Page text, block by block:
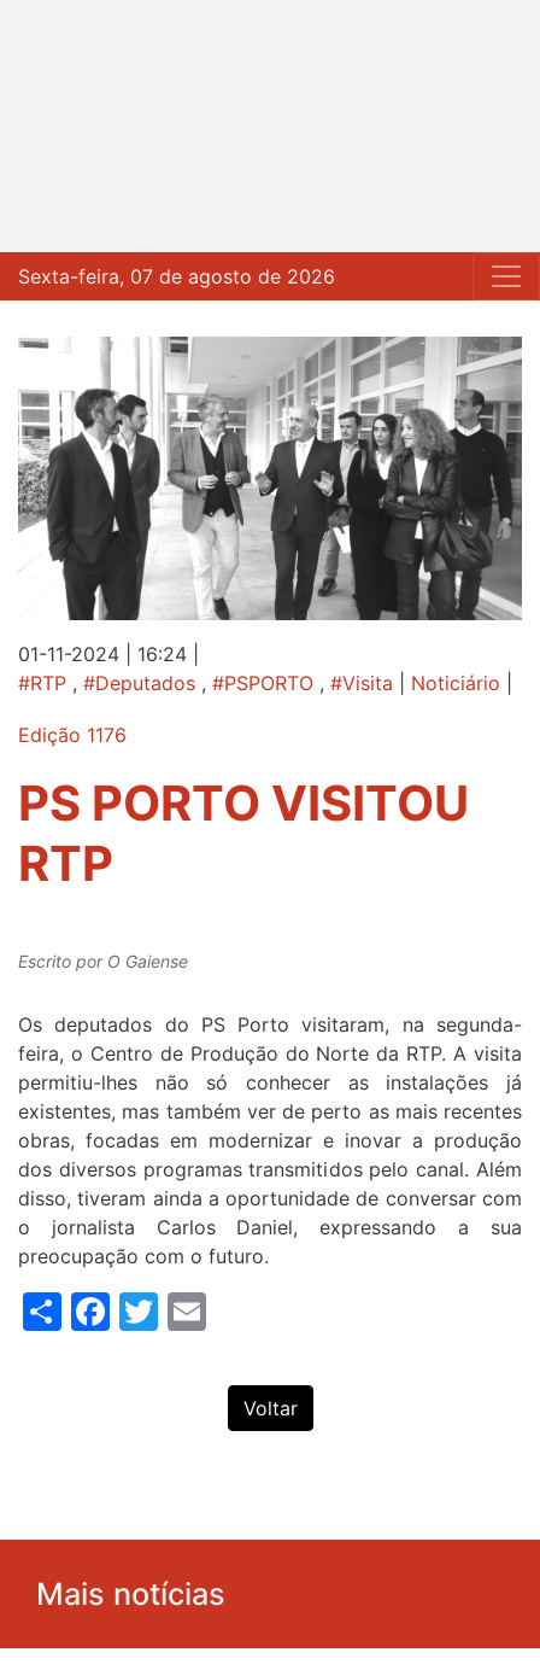
Sexta-feira, 07 de agosto de 2026
01-11-2024 | 16:24
#RTP , #Deputados , #PSPORTO , #Visita Noticiário
Edição 1176
PS PORTO VISITOU
RTP
Escrito por O Gaiense
Os deputados do PS Porto visitaram, na segunda-
feira, o Centro de Produção do Norte da RTP. A visita
permitiu-lhes não só conhecer as instalações já
existentes, mas também ver de perto as mais recentes
obras, focadas em modernizar e inovar a produção
dos diversos programas transmitidos pelo canal. Além
disso, tiveram ainda a oportunidade de conversar com
o jornalista Carlos Daniel, expressando a sua
preocupação com o futuro.
ShareFacebook
Twitter
Voltar
Mais notícias